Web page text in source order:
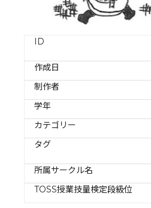
ID
作成日
制作者
学年
カテゴリー
タグ
所属サークル名
TOSS授業技量検定段級位